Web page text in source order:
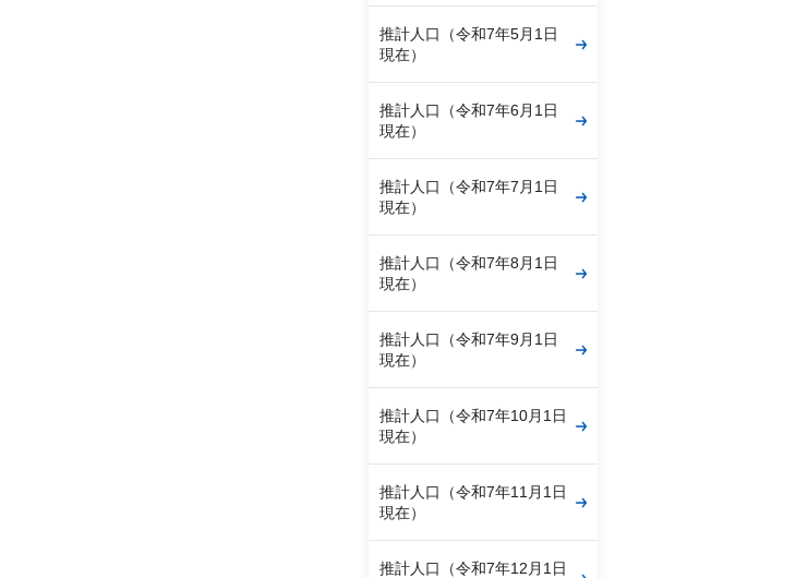
推計人口（令和7年5月1日
現在）
推計人口（令和7年6月1日
現在）
推計人口（令和7年7月1日
現在）
推計人口（令和7年8月1日
現在）
推計人口（令和7年9月1日
現在）
推計人口（令和7年10月1日
現在）
推計人口（令和7年11月1日
現在）
推計人口（令和7年12月1日